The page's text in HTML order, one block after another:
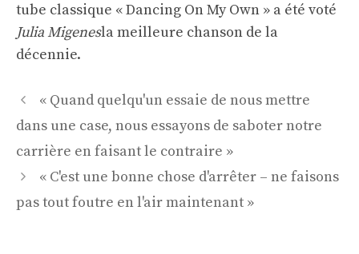
tube classique « Dancing On My Own » a été voté
Julia Migenesla meilleure chanson de la
décennie.
Navigation
des
articles
« Quand quelqu'un essaie de nous mettre
dans une case, nous essayons de saboter notre
carrière en faisant le contraire »
« C'est une bonne chose d'arrêter – ne faisons
pas tout foutre en l'air maintenant »